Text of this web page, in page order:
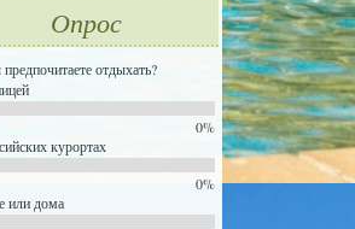
Опрос
отдыхать?
0%
курортах
0%
или дома